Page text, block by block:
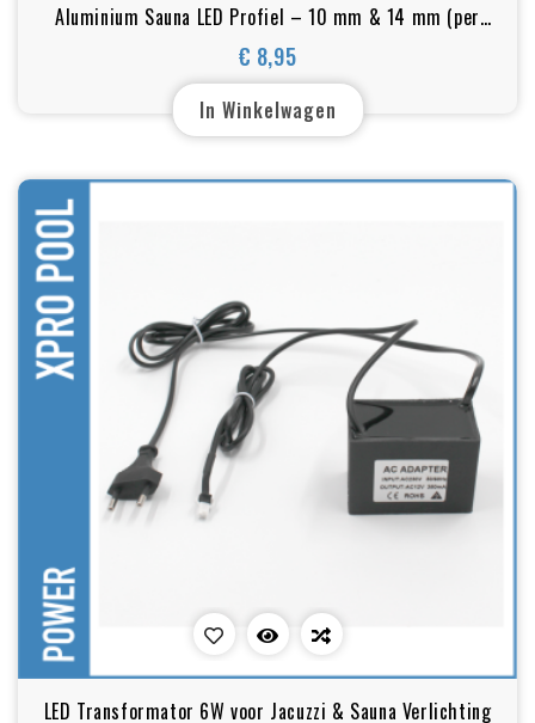
Aluminium Sauna LED Profiel – 10 mm & 14 mm (per
meter)
€ 8,95
Prijs
In Winkelwagen
LED Transformator 6W voor Jacuzzi & Sauna Verlichting